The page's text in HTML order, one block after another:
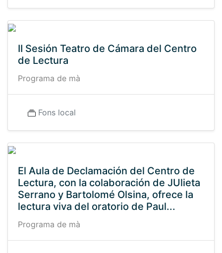
II Sesión Teatro de Cámara del Centro
de Lectura
Programa de mà
Fons local
El Aula de Declamación del Centro de
Lectura, con la colaboración de JUlieta
Serrano y Bartolomé Olsina, ofrece la
lectura viva del oratorio de Paul...
Programa de mà